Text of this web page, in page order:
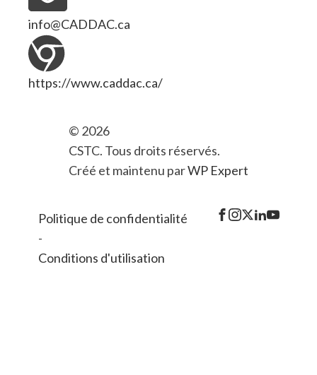
info@CADDAC.ca
https://www.caddac.ca/
© 2026
CSTC. Tous droits réservés.
Créé et maintenu parWP Expert
Politique de confidentialité
-
Conditions d'utilisation